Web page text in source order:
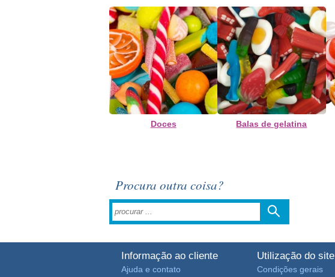
Doces Balas de gelatina
Procura outra coisa?
Informação ao cliente
Ajuda e contato
Utilização do site
Condições gerais